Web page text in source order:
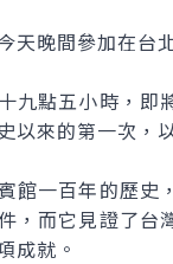
晚間參加在台北
點五小時，即
以來的第一次，
一百年的歷史
，而它見證了
成就。